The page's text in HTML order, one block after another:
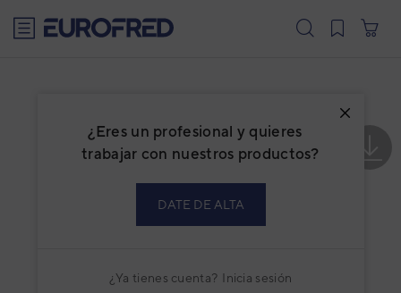
¿Eres un profesional y quieres
trabajar con nuestros productos?
DATE DE ALTA
¿Ya tienes cuenta? Inicia sesión